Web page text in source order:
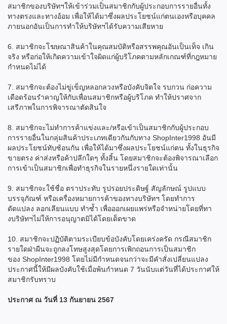
สมาชิกของบริษัทฯให้เข้าร่วมเป็นสมาชิกกับผู้ประกอบการรายอื่นทั้ง
ทางตรงและทางอ้อม เพื่อให้ได้มาซึ่งผลประโยชน์แก่ตนเองหรือบุคคล
ภายนอกอันเป็นการทำให้บริษัทฯได้รับความเสียหาย
6. สมาชิกจะโฆษณาสินค้าในคุณสมบัติหรือสรรพคุณอันเป็นเท็จ เกิน
จริง หรือก่อให้เกิดความเข้าใจผิดแก่ผู้บริโภคตามหลักเกณฑ์ที่กฎหมาย
กำหนดไม่ได้
7. สมาชิกจะต้องไม่ขู่เข็ญหลอกลวงหรือบังคับจิตใจ รบกวน ก่อความ
เดือดร้อนรำคาญให้กับเพื่อนสมาชิกหรือผู้บริโภค ทำให้ปราศจาก
เสรีภาพในการพิจารณาตัดสินใจ
8. สมาชิกจะไม่ทำการค้าแข่งและ/หรือเข้าเป็นสมาชิกกับผู้ประกอบ
การรายอื่นในกลุ่มสินค้าประเภทเดียวกันกับทาง ShopInter1998 อันมี
ผลประโยชน์ทับซ้อนกัน เพื่อให้ได้มาซึ่งผลประโยชน์แก่ตน ทั้งในธุรกิจ
ขายตรง ค่าส่งหรือค้าปลีกใดๆ ทั้งสิ้น โดยสมาชิกจะต้องพิจารณาเลือก
การเข้าเป็นสมาชิกเพื่อทำธุรกิจในรายหนึ่งรายใดเท่านั้น
9. สมาชิกจะใช้ชื่อ ตราประทับ รูปรอยประดิษฐ์ สัญลักษณ์ รูปแบบ
บรรจุภัณฑ์ หรือเครื่องหมายการค้าของทางบริษัทฯ โดยทำการ
ดัดแปลง ลอกเลียนแบบ ทำซ้ำ เพื่อออกเผยแพร่หรือจำหน่ายโดยที่ทา
งบริษัทฯไม่ให้การอนุญาตมิได้โดยเด็ดขาด
10. สมาชิกจะปฏิบัติตามระเบียบข้อบังคับโดยเคร่งครัด กรณีสมาชิก
รายใดฝ่าผืนจะถูกลงโทษสูงสุดโดยการเพิกถอนการเป็นสมาชิก
ของ ShopInter1998 โดยไม่มีกำหนดจนกว่าจะมีคำสั่งเปลี่ยนแปลง
ประกาศนี้ให้มีผลบังคับใช้เมื่อพ้นกำหนด 7 วันนับแต่วันที่ได้ประกาศให้
สมาชิกรับทราบ
ประกาศ ณ วันที่ 13 กันยายน 2567